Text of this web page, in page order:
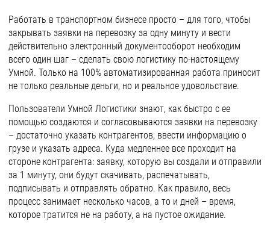
Работать в транспортном бизнесе просто – для того, чтобы
закрывать заявки на перевозку за одну минуту и вести
действительно электронный документооборот необходим
всего один шаг – сделать свою логистику по-настоящему
Умной. Только на 100% автоматизированная работа приносит
не только реальные деньги, но и реальное удовольствие.
Пользователи Умной Логистики знают, как быстро с ее
помощью создаются и согласовываются заявки на перевозку
– достаточно указать контрагентов, ввести информацию о
грузе и указать адреса. Куда медленнее все проходит на
стороне контрагента: заявку, которую вы создали и отправили
за 1 минуту, они будут скачивать, распечатывать,
подписывать и отправлять обратно. Как правило, весь
процесс занимает несколько часов, а то и дней – время,
которое тратится не на работу, а на пустое ожидание.